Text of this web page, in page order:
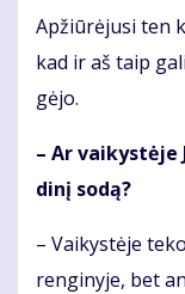
Ap­žiū­rė­ju­si ten
kad ir aš taip
gė­jo.
– Ar
di­nį so­dą?
– Vai­kys­tė­je
ren­gi­ny­je, bet